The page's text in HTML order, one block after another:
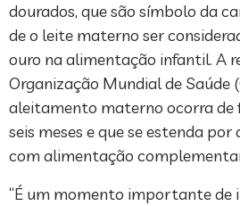
dourados, que são símbolo da
de o leite materno ser
ouro na alimentação infantil. A
Organização Mundial de Saúde
aleitamento materno ocorra de
seis meses e que se estenda por
com alimentação
“É um momento importante de